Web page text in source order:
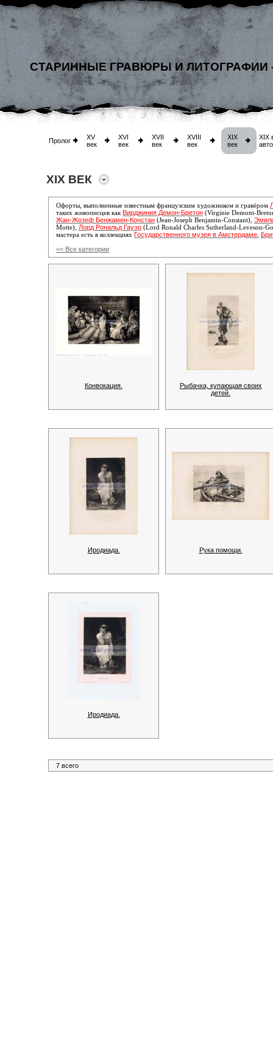
СТАРИННЫЕ ГРАВЮРЫ И ЛИТОГРАФИИ
Пролог
XV
век
XVI
век
XVII
век
XVIII
век
XIX
век
XIX
XIX ВЕК
Офорты, выполненные известным французским художником и гравёром
таких живописцев как Вирджиния Демон-Бретон (Virginie Demont-
Жан-Жозеф Бенжамен-Констан (Jean-Joseph Benjamin-Constant),
Motte), Лорд Рональд Гауэр (Lord Ronald Charles Sutherland-Leveson-
мастера есть в коллекциях Государственного музея в Амстердаме
<< Все категории
Конвокация.
Рыбачка, купающая своих
детей.
Иродиада. Рука помощи.
Иродиада.
7 всего